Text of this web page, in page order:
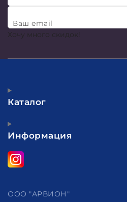
Ваш email
Хочу много скидок!
Каталог
Информация
ООО "АРВИОН"